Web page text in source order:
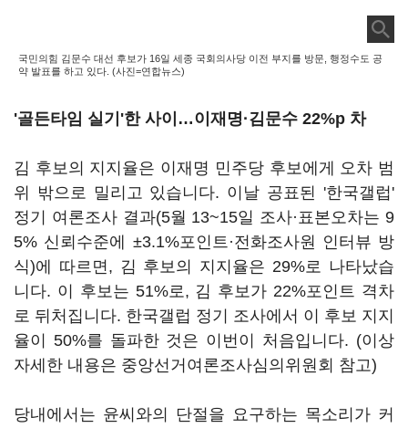
국민의힘 김문수 대선 후보가 16일 세종 국회의사당 이전 부지를 방문, 행정수도 공
약 발표를 하고 있다. (사진=연합뉴스)
'골든타임 실기'한 사이…이재명·김문수 22%p 차
김 후보의 지지율은 이재명 민주당 후보에게 오차 범
위 밖으로 밀리고 있습니다. 이날 공표된 '한국갤럽'
정기 여론조사 결과(5월 13~15일 조사·표본오차는 9
5% 신뢰수준에 ±3.1%포인트·전화조사원 인터뷰 방
식)에 따르면, 김 후보의 지지율은 29%로 나타났습
니다. 이 후보는 51%로, 김 후보가 22%포인트 격차
로 뒤처집니다. 한국갤럽 정기 조사에서 이 후보 지지
율이 50%를 돌파한 것은 이번이 처음입니다. (이상
자세한 내용은 중앙선거여론조사심의위원회 참고)
당내에서는 윤씨와의 단절을 요구하는 목소리가 커